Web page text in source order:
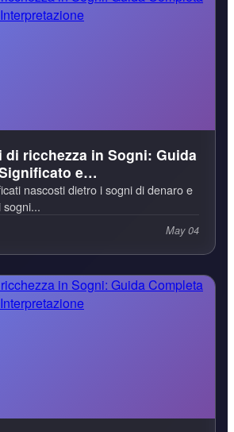
di ricchezza in Sogni: Guida
e
nascosti dietro i sogni di denaro e
sogni...
May 04